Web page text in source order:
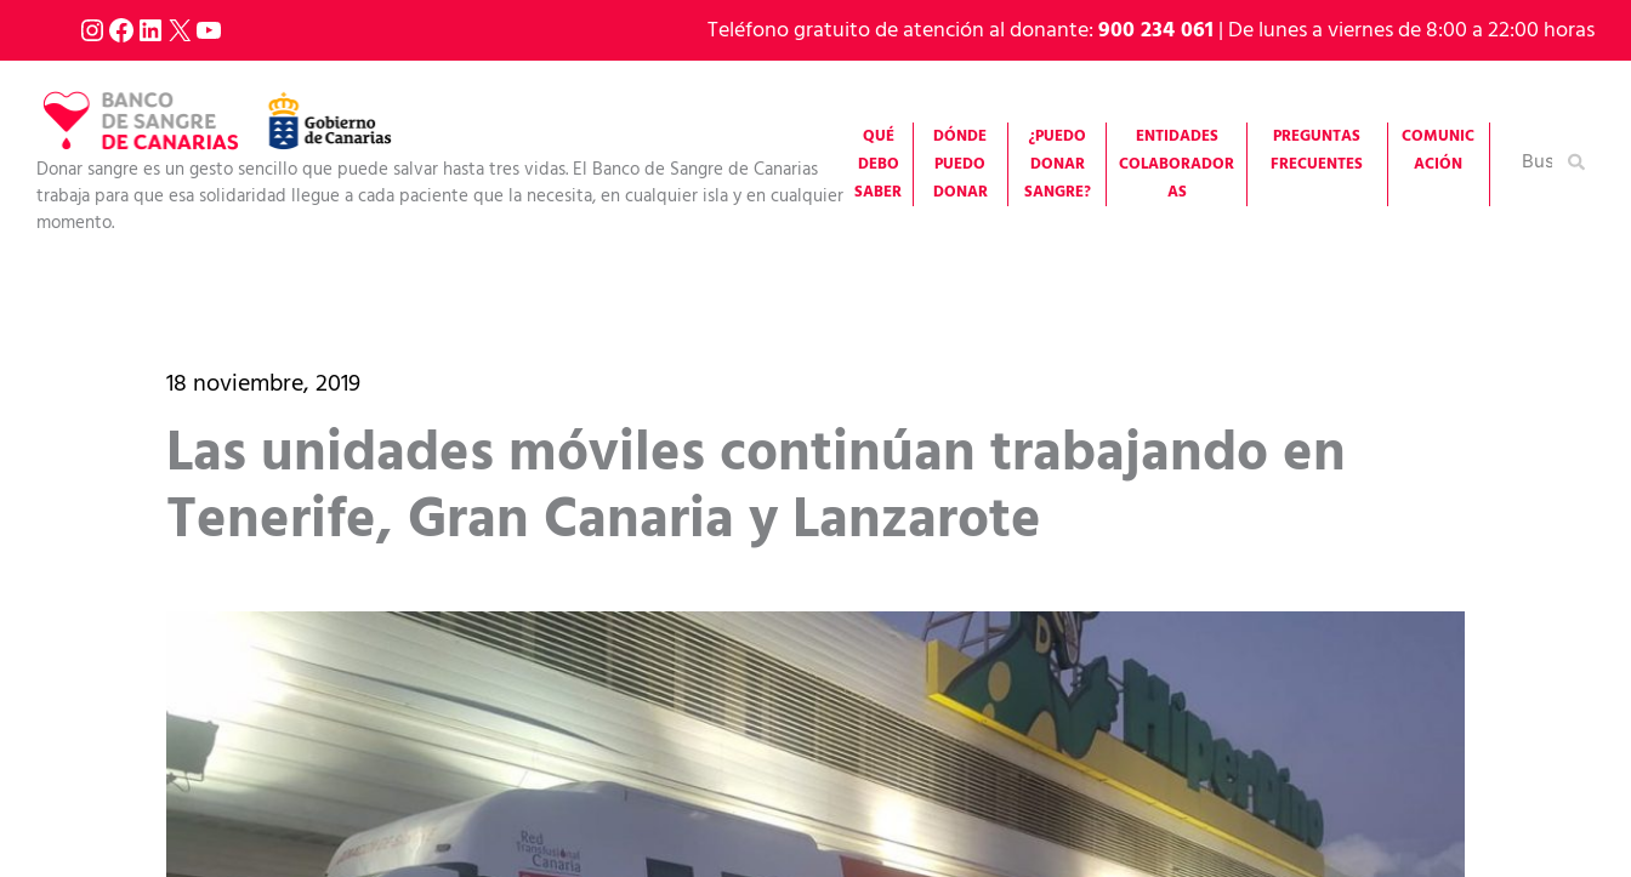
al
contenido
Teléfono gratuito de atención al donante:900 234 061 | De lunes a viernes de 8:00 a 22:00 horas
Donar sangre es un gesto sencillo que puede salvar hasta tres vidas. El Banco de Sangre de Canarias
trabaja para que esa solidaridad llegue a cada paciente que la necesita, en cualquier isla y en cualquier
momento.
QUÉ
DEBO
SABER
DÓNDE
PUEDO
DONAR
¿PUEDO
DONAR
SANGRE?
ENTIDADES
COLABORADOR
AS
PREGUNTAS
FRECUENTES
COMUNIC
ACIÓN
Buscar
18 noviembre, 2019
Las unidades móviles continúan trabajando en
Tenerife, Gran Canaria y Lanzarote